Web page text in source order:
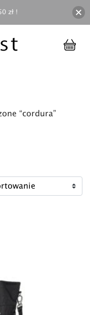
“cordura”
zł !